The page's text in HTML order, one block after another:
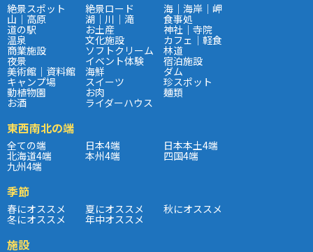
絶景スポット 絶景ロード 海｜海岸｜岬
山｜高原 湖｜川｜滝 食事処
道の駅 お土産 神社｜寺院
温泉 文化施設 カフェ｜軽食
商業施設 ソフトクリーム 林道
夜景 イベント体験 宿泊施設
美術館｜資料館 海鮮 ダム
キャンプ場 スイーツ 珍スポット
動植物園 お肉 麺類
お酒 ライダーハウス
東西南北の端
全ての端 日本4端 日本本土4端
北海道4端 本州4端 四国4端
九州4端
季節
春にオススメ 夏にオススメ 秋にオススメ
冬にオススメ 年中オススメ
施設